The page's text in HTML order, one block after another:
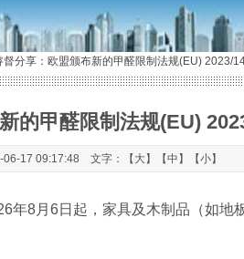
督分享：欧盟颁布新的甲醛限制法规(EU) 2023/
的甲醛限制法规(EU)
17 09:17:48 文字：【 大】【中 】【小】
年8月6日起，家具及木制品（如地